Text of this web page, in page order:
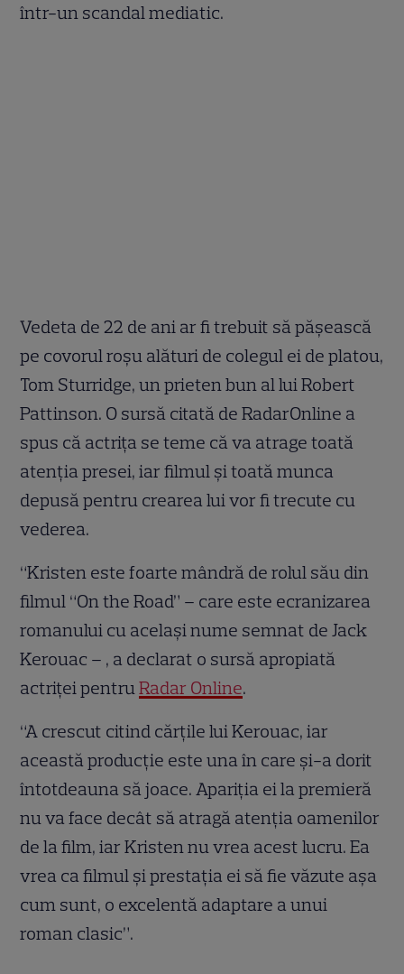
într-un scandal mediatic.
Vedeta de 22 de ani ar fi trebuit să pășească
pe covorul roșu alături de colegul ei de platou,
Tom Sturridge, un prieten bun al lui Robert
Pattinson. O sursă citată de RadarOnline a
spus că actrița se teme că va atrage toată
atenția presei, iar filmul și toată munca
depusă pentru crearea lui vor fi trecute cu
vederea.
“Kristen este foarte mândră de rolul său din
filmul “On the Road” – care este ecranizarea
romanului cu același nume semnat de Jack
Kerouac – , a declarat o sursă apropiată
actriței pentruRadar Online.
“A crescut citind cărțile lui Kerouac, iar
această producție este una în care și-a dorit
întotdeauna să joace. Apariția ei la premieră
nu va face decât să atragă atenția oamenilor
de la film, iar Kristen nu vrea acest lucru. Ea
vrea ca filmul și prestația ei să fie văzute așa
cum sunt, o excelentă adaptare a unui
roman clasic”.